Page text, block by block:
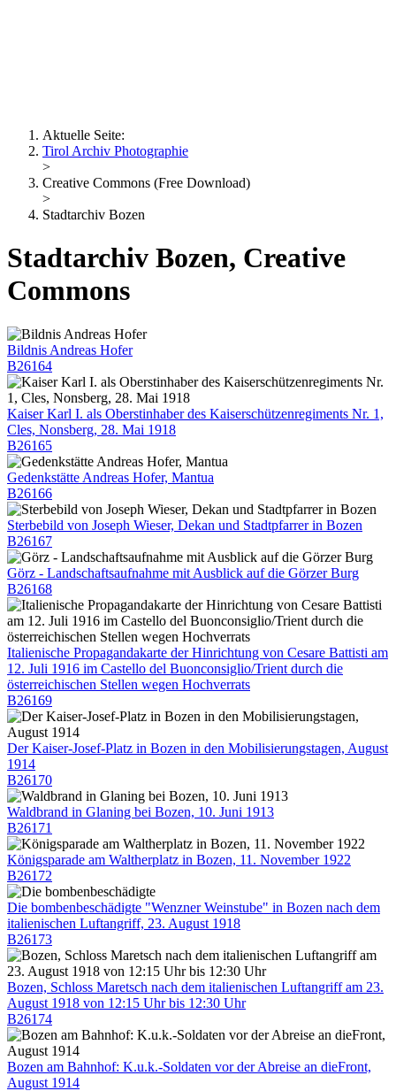
Aktuelle Seite:
Tirol Archiv Photographie
>
Creative Commons (Free Download)
>
Stadtarchiv Bozen
Stadtarchiv Bozen, Creative
Commons
Bildnis Andreas Hofer
B26164
Kaiser Karl I. als Oberstinhaber des Kaiserschützenregiments Nr. 1,
Cles, Nonsberg, 28. Mai 1918
B26165
Gedenkstätte Andreas Hofer, Mantua
B26166
Sterbebild von Joseph Wieser, Dekan und Stadtpfarrer in Bozen
B26167
Görz - Landschaftsaufnahme mit Ausblick auf die Görzer Burg
B26168
Italienische Propagandakarte der Hinrichtung von Cesare Battisti am
12. Juli 1916 im Castello del Buonconsiglio/Trient durch die
österreichischen Stellen wegen Hochverrats
B26169
Der Kaiser-Josef-Platz in Bozen in den Mobilisierungstagen, August
1914
B26170
Waldbrand in Glaning bei Bozen, 10. Juni 1913
B26171
Königsparade am Waltherplatz in Bozen, 11. November 1922
B26172
Die bombenbeschädigte "Wenzner Weinstube" in Bozen nach dem
italienischen Luftangriff, 23. August 1918
B26173
Bozen, Schloss Maretsch nach dem italienischen Luftangriff am 23.
August 1918 von 12:15 Uhr bis 12:30 Uhr
B26174
Bozen am Bahnhof: K.u.k.-Soldaten vor der Abreise an dieFront,
August 1914